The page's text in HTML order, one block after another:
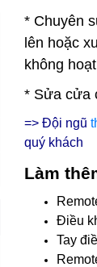
* Chuyên
lên hoặc
không
* Sửa cửa
=> Đội ngũ
quý khách
Làm
Điều
Tay